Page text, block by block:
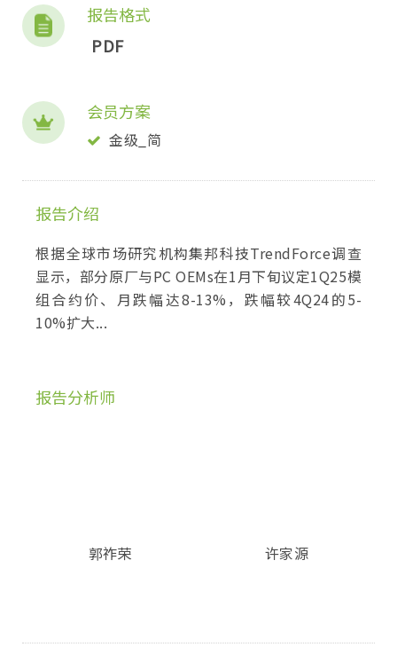
报告格式
PDF
会员方案
金级_简
报告介绍
根据全球市场研究机构集邦科技TrendForce调查
显示，部分原厂与PC OEMs在1月下旬议定1Q25模
组合约价、月跌幅达8-13%，跌幅较4Q24的5-
10%扩大...
报告分析师
郭祚荣 许家源